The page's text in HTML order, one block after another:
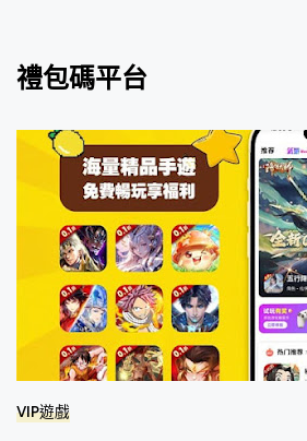
禮包碼平台
VIP遊戲